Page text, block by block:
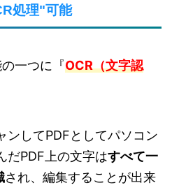
処理"可能
一つに『OCR（文字認
ンしてPDFとしてパソコン
だPDF上の文字はすべて一
され、編集することが出来